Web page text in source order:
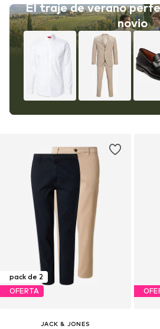
El traje de verano
novio
pack de 2
OFERTA
JACK & JONES